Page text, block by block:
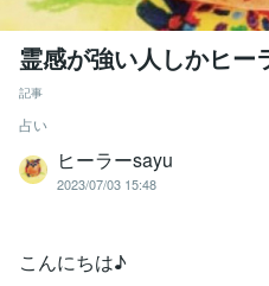
霊感が強い人しかヒー
記事
占い
ヒーラーsayu
2023/07/03 15:48
こんにちは♪